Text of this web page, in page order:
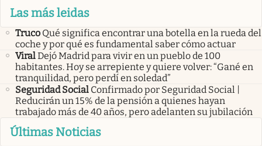
Las más leidas
Truco Qué significa encontrar una botella en la rueda del
coche y por qué es fundamental saber cómo actuar
ViralDejó Madrid para vivir en un pueblo de 100
habitantes. Hoy se arrepiente y quiere volver: “Gané en
tranquilidad, pero perdí en soledad”
Seguridad Social Confirmado por Seguridad Social |
Reducirán un 15% de la pensión a quienes hayan
trabajado más de 40 años, pero adelanten su jubilación
Últimas Noticias